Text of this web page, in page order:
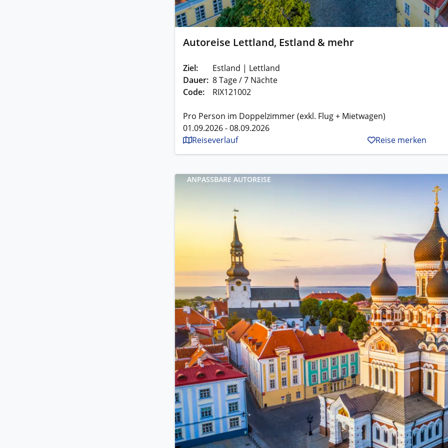
Autoreise Lettland, Estland & mehr
Ziel:
Estland | Lettland
Dauer: 8 Tage / 7 Nächte
Code:
RIX121002
Pro Person im Doppelzimmer (exkl. Flug + Mietwagen)
01.09.2026 - 08.09.2026
Reiseverlauf
Reise merken
ANPASSBARE AUTOREISE